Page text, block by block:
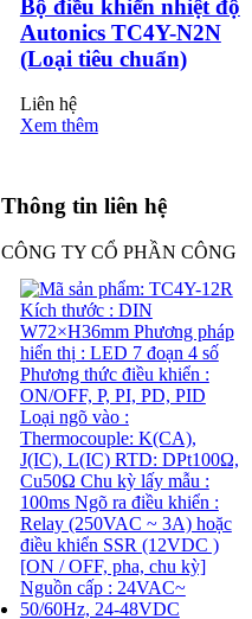
Bộ điều khiển nhiệt độ
Autonics TC4Y-N2N
(Loại tiêu chuẩn)
Liên hệ
Xem thêm
Thông tin liên hệ
CÔNG TY CỔ PHẦN CÔNG